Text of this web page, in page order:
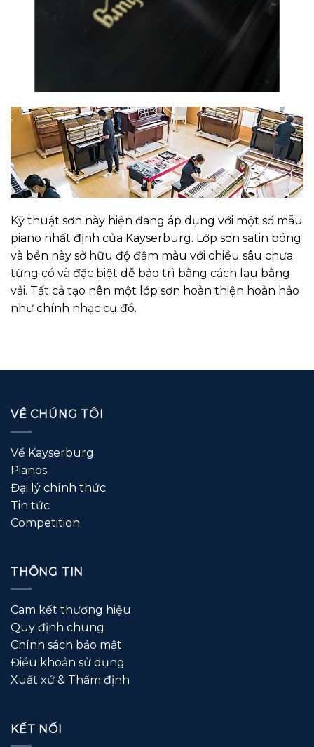
Kỹ thuật sơn này hiện đang áp dụng với một số mẫu
piano nhất định của Kayserburg. Lớp sơn satin bóng
và bền này sở hữu độ đậm màu với chiều sâu chưa
từng có và đặc biệt dễ bảo trì bằng cách lau bằng
vải. Tất cả tạo nên một lớp sơn hoàn thiện hoàn hảo
như chính nhạc cụ đó.
VỀ CHÚNG TÔI
Về Kayserburg
Pianos
Đại lý chính thức
Tin tức
Competition
THÔNG TIN
Cam kết thương hiệu
Quy định chung
Chính sách bảo mật
Điều khoản sử dụng
Xuất xứ & Thẩm định
KẾT NỐI